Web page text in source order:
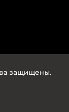
защищены.